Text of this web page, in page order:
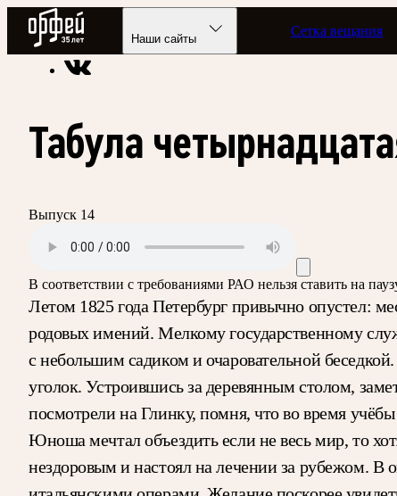
Радио Орфей
Наши сайты
Сетка вещания
Радио классической музыки «Орфей» Подкасты
Табула
Выпуск 14
В соответствии с требованиями РАО нельзя ставить на
Летом 1825 года Петербург привычно опустел:
родовых имений. Мелкому государственному
с небольшим садиком и очаровательной
уголок. Устроившись за деревянным столом,
посмотрели на Глинку, помня, что во время
Юноша мечтал объездить если не весь мир, то
нездоровым и настоял на лечении за рубежом.